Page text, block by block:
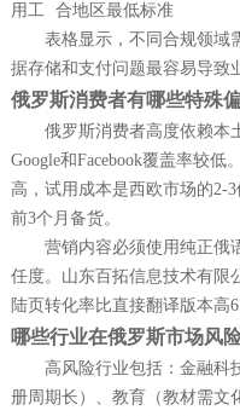
用工
合地区最低标准
表格显示，不同合规领域
据存储和支付问题最容易导致
俄罗斯消费者有哪些特殊
俄罗斯消费者高度依赖本
Google和Facebook覆盖率较
高，试用成本是西欧市场的2-
前3个月备货。
营销内容必须使用纯正俄
任度。山东百拓信息技术有限
陆页转化率比直接翻译版本高
哪些行业在俄罗斯市场风
高风险行业包括：金融科
册周期长）、教育（教材需文